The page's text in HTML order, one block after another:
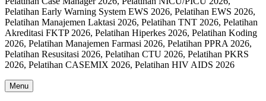
Pelatihan Early Warning System EWS 2026, Pelatihan EWS 2026,
Pelatihan Manajemen Laktasi 2026, Pelatihan TNT 2026, Pelatihan
Akreditasi FKTP 2026, Pelatihan Hiperkes 2026, Pelatihan Koding
2026, Pelatihan Manajemen Farmasi 2026, Pelatihan PPRA 2026,
Pelatihan Resusitasi 2026, Pelatihan CTU 2026, Pelatihan PKRS
2026, Pelatihan CASEMIX 2026, Pelatihan HIV AIDS 2026
Menu